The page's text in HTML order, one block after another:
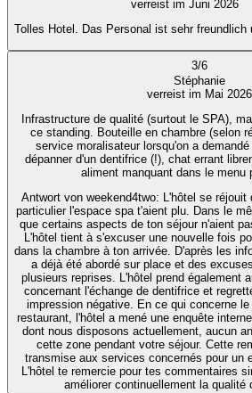
verreist im Juni 2026
Tolles Hotel. Das Personal ist sehr freundlich
3/6
Stéphanie
verreist im Mai 2026
Infrastructure de qualité (surtout le SPA),
ce standing. Bouteille en chambre (selon
service moralisateur lorsqu'on a
dépanner d'un dentifrice (!), chat errant
aliment manquant dans le menu
Antwort von weekend4two: L'hôtel se réjouit
particulier l'espace spa t'aient plu. Dans le même temps, l'hôtel regrette
que certains aspects de ton séjour n'aient
L'hôtel tient à s'excuser une nouvelle fois
dans la chambre à ton arrivée. D'après les
a déjà été abordé sur place et des
plusieurs reprises. L'hôtel prend également au sérieux vos remarques
concernant l'échange de dentifrice et
impression négative. En ce qui concerne le chat mentionné dans le
restaurant, l'hôtel a mené une enquête
dont nous disposons actuellement, aucun
cette zone pendant votre séjour. Cette
transmise aux services concernés pour un
L'hôtel te remercie pour tes commentaires
améliorer continuellement la qualité